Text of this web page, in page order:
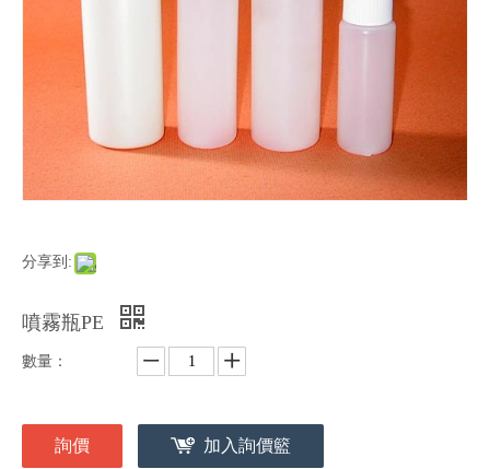
分享到:
噴霧瓶PE
數量：
詢價 加入詢價籃